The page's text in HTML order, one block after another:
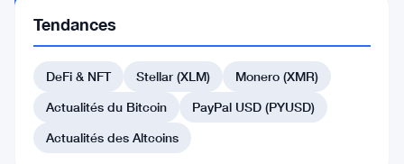
DES
ALTCOINS
L’essor
modèle
Tendances
DeFi & NFT Stellar (XLM)
Monero (XMR)
Actualités du Bitcoin
PayPal USD (PYUSD)
Actualités des Altcoins